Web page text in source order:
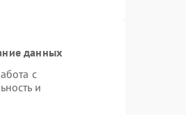
данных
с
и